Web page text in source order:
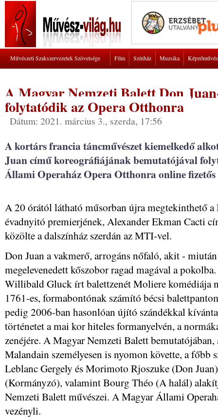
Művészeti Szakszervezetek Szövetsége Film Színház Muzsika
A Magyar Nemzeti Balett Don
folytatódik az Opera Otthonra
Dátum: 2021. március 3., szerda, 17:56
A kortárs francia táncművészet kiemelkedő
Juan című koreográfiájának bemutatójával
Állami Operaház Opera Otthonra online fizetős
A 20 órától látható műsorban újra megtekinthető
évadnyitó premierjének, Alexander Ekman Cacti
közölte a dalszínház szerdán az MTI-vel.
Don Juan a vakmerő, arrogáns nőfaló, akit -
megelevenedett kőszobor ragad magával a
Willibald Gluck írt balettzenét Moliere komédiája
1761-es, formabontónak számító bécsi
pedig 2006-ban hasonlóan újító szándékkal
történetet a mai kor hiteles formanyelvén, a
zenéjére. A Magyar Nemzeti Balett
Malandain személyesen is nyomon követte, a főbb
Leblanc Gergely és Morimoto Rjoszuke (Don
(Kormányzó), valamint Bourg Théo (A halál)
Nemzeti Balett művészei. A Magyar Állami
vezényli.